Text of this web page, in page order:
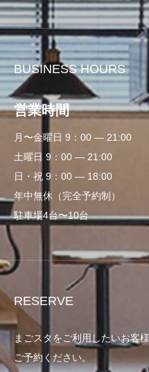
BUSINESS HOURS
営業時間
月〜金曜日 9：00 — 21:00
土曜日 9：00 — 21:00
日・祝 9：00 — 18:00
年中無休（完全予約制）
駐車場4台〜10台
RESERVE
まごスタをご利用したいお客
ご予約ください。